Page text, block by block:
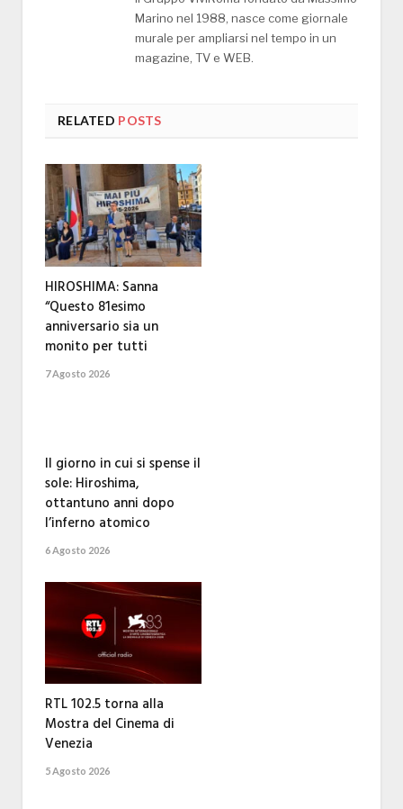
Marino nel 1988, nasce come giornale
murale per ampliarsi nel tempo in un
magazine, TV e WEB.
RELATED POSTS
HIROSHIMA: Sanna
“Questo 81esimo
anniversario sia un
monito per tutti
7 Agosto 2026
Il giorno in cui si spense il
sole: Hiroshima,
ottantuno anni dopo
l’inferno atomico
6 Agosto 2026
RTL 102.5 torna alla
Mostra del Cinema di
Venezia
5 Agosto 2026